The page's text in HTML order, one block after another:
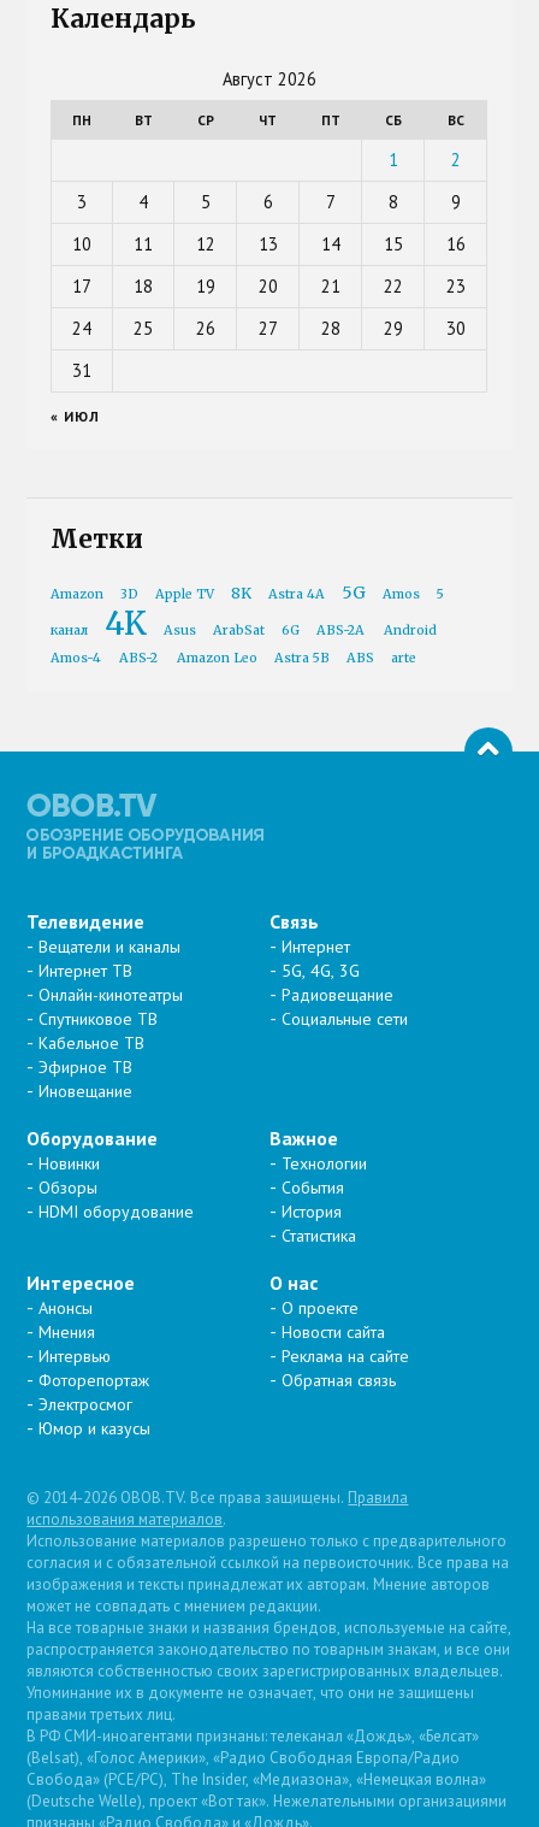
Календарь
Август 2026
ПН ВТ СР ЧТ ПТ СБ ВС
1
2
3
4 5 6 7 8
9
10
11 12 13 14 15
16
17
18 19 20 21 22
23
24
25 26 27 28 29
30
31
« ИЮЛ
Метки
Amazon 3D Apple TV 8K Astra 4A 5G Amos 5
канал 4K Asus ArabSat 6G ABS-2A
Android
Amos-4
ABS-2 Amazon Leo Astra 5B ABS arte
Телевидение
Вещатели и каналы
Интернет ТВ
Онлайн-кинотеатры
Спутниковое ТВ
Кабельное ТВ
Эфирное ТВ
Иновещание
Связь
Интернет
5G, 4G, 3G
Радиовещание
Социальные сети
Оборудование
Новинки
Обзоры
HDMI оборудование
Важное
Технологии
События
История
Статистика
Интересное
Анонсы
Мнения
Интервью
Фоторепортаж
Электросмог
Юмор и казусы
О нас
О проекте
Новости сайта
Реклама на сайте
Обратная связь
© 2014-2026 OBOB.TV. Все права защищены. Правила
использования материалов.
Использование материалов разрешено только с предварительного
согласия и с обязательной ссылкой на первоисточник. Все права на
изображения и тексты принадлежат их авторам. Мнение авторов
может не совпадать с мнением редакции.
На все товарные знаки и названия брендов, используемые на сайте,
распространяется законодательство по товарным знакам, и все они
являются собственностью своих зарегистрированных владельцев.
Упоминание их в документе не означает, что они не защищены
правами третьих лиц.
В РФ СМИ-иноагентами признаны: телеканал «Дождь», «Белсат»
(Belsat), «Голос Америки», «Радио Свободная Европа/Радио
Свобода» (PCE/PC), The Insider, «Медиазона», «Немецкая волна»
(Deutsche Welle), проект «Вот так». Нежелательными организациями